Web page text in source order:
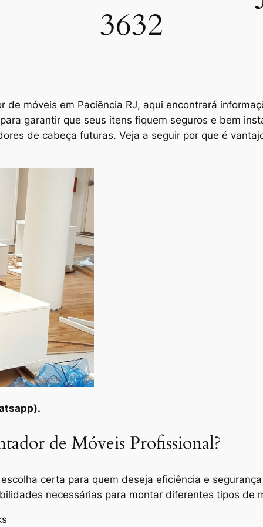
3632
de móveis em Paciência RJ, aqui encontrará
garantir que seus itens fiquem seguros e bem
de cabeça futuras. Veja a seguir por que é
de Móveis Profissional?
certa para quem deseja eficiência e
necessárias para montar diferentes tipos de